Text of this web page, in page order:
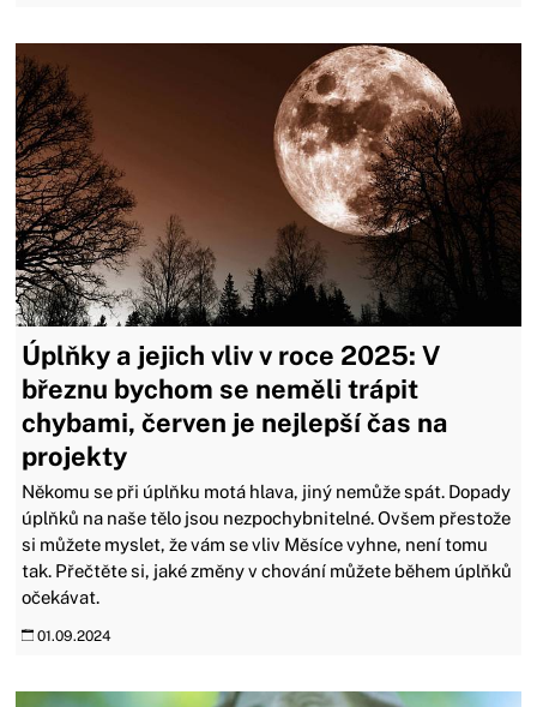
Úplňky a jejich vliv v roce 2025: V
březnu bychom se neměli trápit
chybami, červen je nejlepší čas na
projekty
Někomu se při úplňku motá hlava, jiný nemůže spát. Dopady
úplňků na naše tělo jsou nezpochybnitelné. Ovšem přestože
si můžete myslet, že vám se vliv Měsíce vyhne, není tomu
tak. Přečtěte si, jaké změny v chování můžete během úplňků
očekávat.
01.09.2024